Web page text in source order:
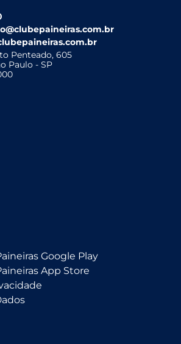
Penteado, 605
Paulo - SP
Google Play
App Store